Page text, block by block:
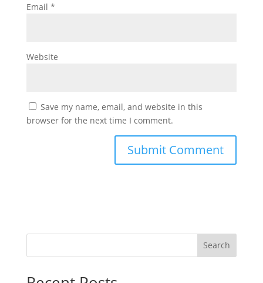
Email *
Website
Save my name, email, and website in this
browser for the next time I comment.
Search